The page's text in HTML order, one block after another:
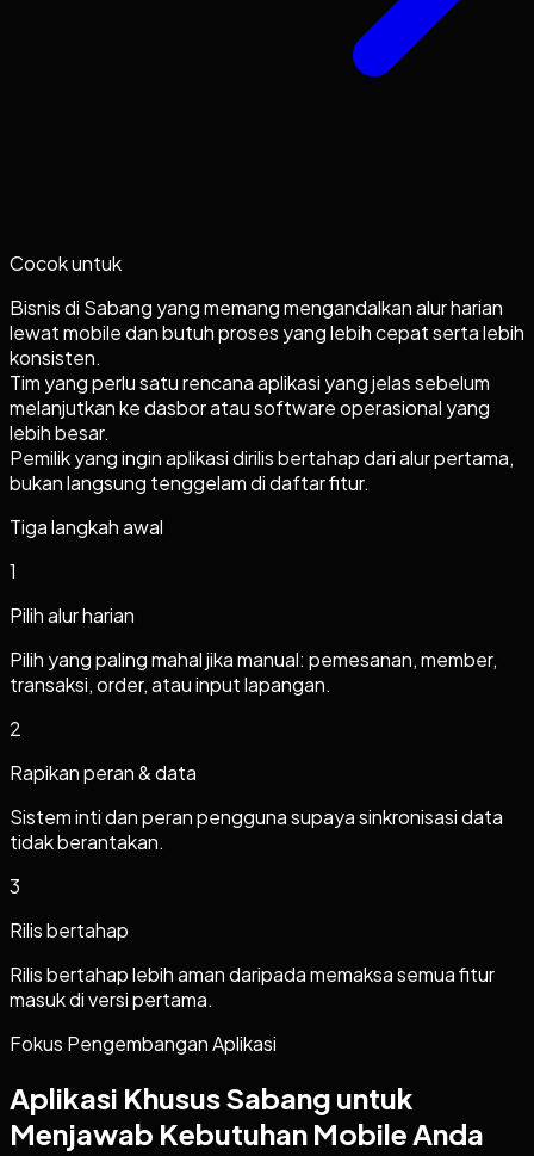
Cocok untuk
Bisnis di Sabang yang memang mengandalkan alur harian
lewat mobile dan butuh proses yang lebih cepat serta lebih
konsisten.
Tim yang perlu satu rencana aplikasi yang jelas sebelum
melanjutkan ke dasbor atau software operasional yang
lebih besar.
Pemilik yang ingin aplikasi dirilis bertahap dari alur pertama,
bukan langsung tenggelam di daftar fitur.
Tiga langkah awal
1
Pilih alur harian
Pilih yang paling mahal jika manual: pemesanan, member,
transaksi, order, atau input lapangan.
2
Rapikan peran & data
Sistem inti dan peran pengguna supaya sinkronisasi data
tidak berantakan.
3
Rilis bertahap
Rilis bertahap lebih aman daripada memaksa semua fitur
masuk di versi pertama.
Fokus Pengembangan Aplikasi
Aplikasi Khusus Sabang untuk
Menjawab Kebutuhan Mobile Anda